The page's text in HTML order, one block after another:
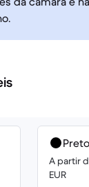
Preto
A partir
EUR